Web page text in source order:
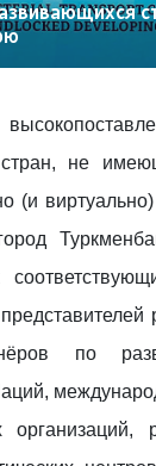
стран, не
(и
по
организаций,